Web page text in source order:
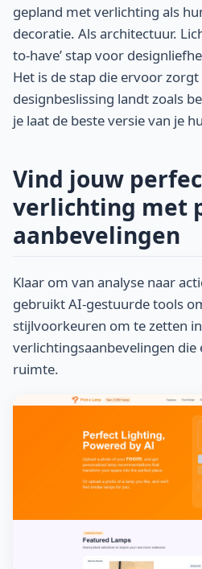
gepland met verlichting als
decoratie. Als architectuur.
to-have’ stap voor
Het is de stap die ervoor
designbeslissing landt zoals
je laat de beste versie van je
Vind jouw
verlichting met
aanbevelingen
Klaar om van analyse naar
gebruikt AI-gestuurde tools
stijlvoorkeuren om te zetten
verlichtingsaanbevelingen die
ruimte.